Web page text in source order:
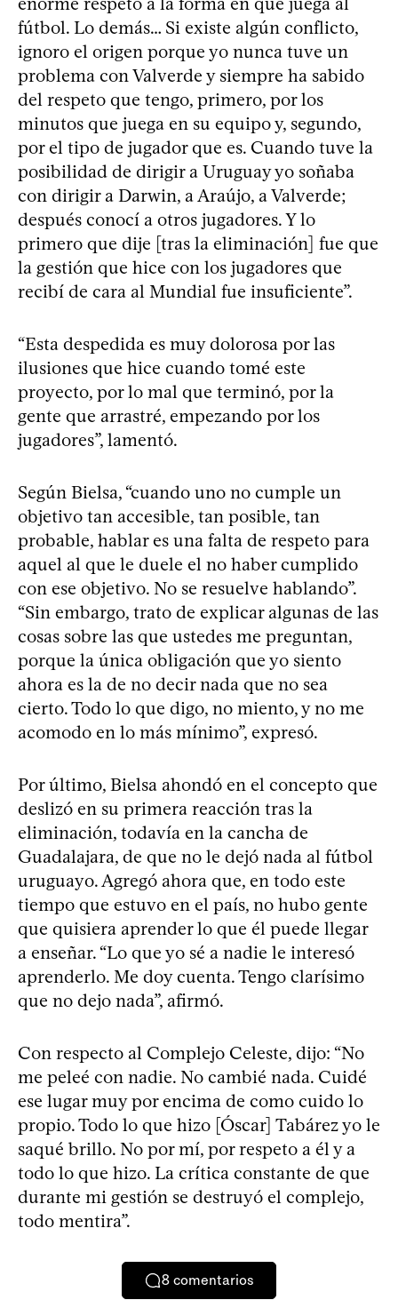
fútbol. Lo demás… Si existe algún conflicto,
ignoro el origen porque yo nunca tuve un
problema con Valverde y siempre ha sabido
del respeto que tengo, primero, por los
minutos que juega en su equipo y, segundo,
por el tipo de jugador que es. Cuando tuve la
posibilidad de dirigir a Uruguay yo soñaba
con dirigir a Darwin, a Araújo, a Valverde;
después conocí a otros jugadores. Y lo
primero que dije [tras la eliminación] fue que
la gestión que hice con los jugadores que
recibí de cara al Mundial fue insuficiente”.
“Esta despedida es muy dolorosa por las
ilusiones que hice cuando tomé este
proyecto, por lo mal que terminó, por la
gente que arrastré, empezando por los
jugadores”, lamentó.
Según Bielsa, “cuando uno no cumple un
objetivo tan accesible, tan posible, tan
probable, hablar es una falta de respeto para
aquel al que le duele el no haber cumplido
con ese objetivo. No se resuelve hablando”.
“Sin embargo, trato de explicar algunas de las
cosas sobre las que ustedes me preguntan,
porque la única obligación que yo siento
ahora es la de no decir nada que no sea
cierto. Todo lo que digo, no miento, y no me
acomodo en lo más mínimo”, expresó.
Por último, Bielsa ahondó en el concepto que
deslizó en su primera reacción tras la
eliminación, todavía en la cancha de
Guadalajara, de que no le dejó nada al fútbol
uruguayo. Agregó ahora que, en todo este
tiempo que estuvo en el país, no hubo gente
que quisiera aprender lo que él puede llegar
a enseñar. “Lo que yo sé a nadie le interesó
aprenderlo. Me doy cuenta. Tengo clarísimo
que no dejo nada”, afirmó.
Con respecto al Complejo Celeste, dijo: “No
me peleé con nadie. No cambié nada. Cuidé
ese lugar muy por encima de como cuido lo
propio. Todo lo que hizo [Óscar] Tabárez yo le
saqué brillo. No por mí, por respeto a él y a
todo lo que hizo. La crítica constante de que
durante mi gestión se destruyó el complejo,
todo mentira”.
8 comentarios